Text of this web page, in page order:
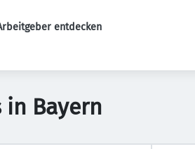
entdecken
in Bayern